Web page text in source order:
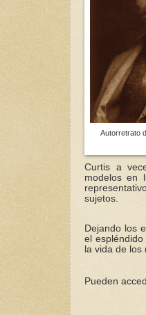
Autorretrato
Curtis a
modelos en
sujetos.
Dejando los
el
la vida de los
Pueden